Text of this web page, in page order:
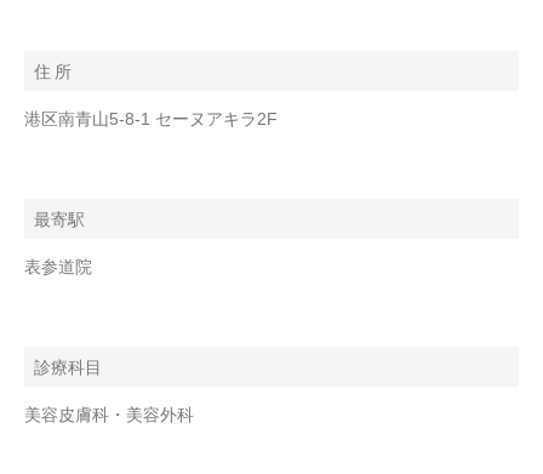
住 所
港区南青山5-8-1 セーヌアキラ2F
最寄駅
表参道院
診療科目
美容皮膚科・美容外科